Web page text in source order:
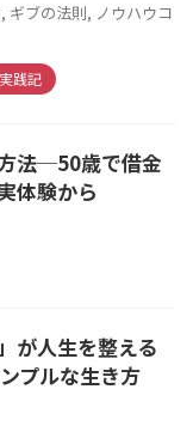
, ギブの法則, ノウハウコ
践記
法─50歳で借金
体験から
が人生を整える
プルな生き方